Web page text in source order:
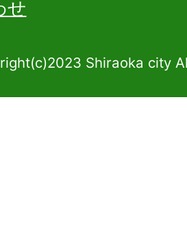
せ
Shiraoka city